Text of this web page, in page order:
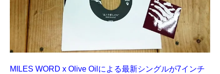
MILES WORD x Olive Oilによる最新シングルが7インチ